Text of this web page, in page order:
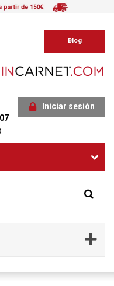
Blog
Iniciar sesión